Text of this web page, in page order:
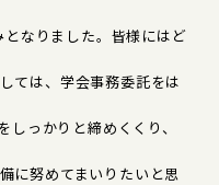
なりました。皆様にはど
ては、学会事務委託をは
っかりと締めくくり、
に努めてまいりたいと思